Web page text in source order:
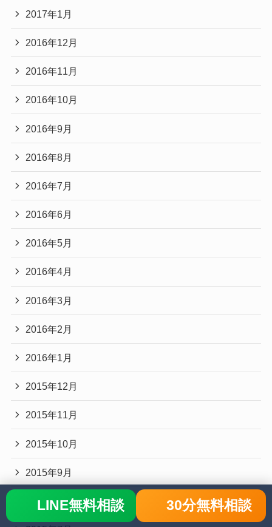
2017年1月
2016年12月
2016年11月
2016年10月
2016年9月
2016年8月
2016年7月
2016年6月
2016年5月
2016年4月
2016年3月
2016年2月
2016年1月
2015年12月
2015年11月
2015年10月
2015年9月
2015年8月
LINE無料相談 30分無料相談